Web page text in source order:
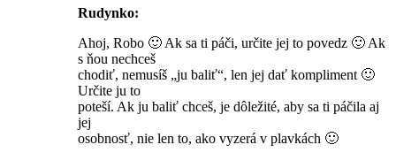
Rudynko:
Ahoj, Robo 🙂 Ak sa ti páči, určite jej to povedz 🙂 Ak
s ňou nechceš
chodiť, nemusíš „ju baliť“, len jej dať kompliment 🙂
Určite ju to
poteší. Ak ju baliť chceš, je dôležité, aby sa ti páčila aj
jej
osobnosť, nie len to, ako vyzerá v plavkách 🙂